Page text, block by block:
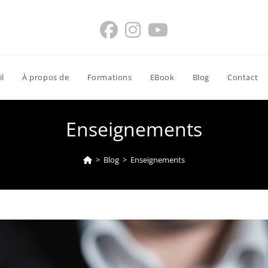
À propos de Formations EBook Blog Contact
Enseignements
> Blog > Enseignements